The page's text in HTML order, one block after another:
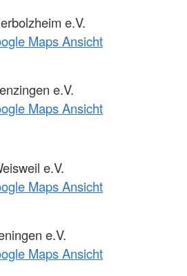
e.V.
Maps Ansicht
e.V.
Maps Ansicht
e.V.
Maps Ansicht
e.V.
Maps Ansicht